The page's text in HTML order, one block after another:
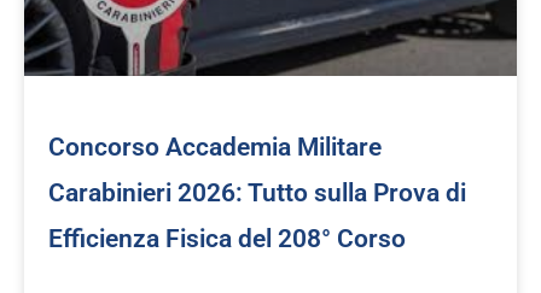
Concorso Accademia Militare
Carabinieri 2026: Tutto sulla Prova di
Efficienza Fisica del 208° Corso